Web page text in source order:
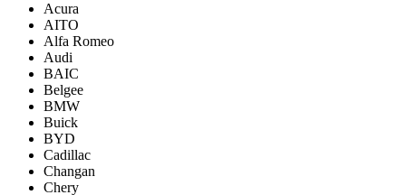
Acura
AITO
Alfa Romeo
Audi
BAIC
Belgee
BMW
Buick
BYD
Cadillac
Changan
Chery